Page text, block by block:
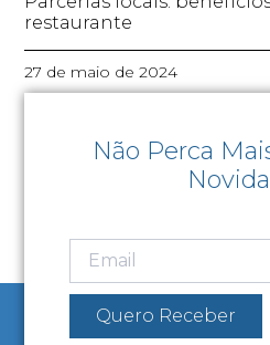
restaurante
27 de maio de 2024
Não Perca
Quero Receber